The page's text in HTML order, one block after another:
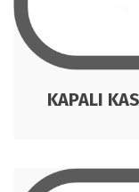
KAPALI